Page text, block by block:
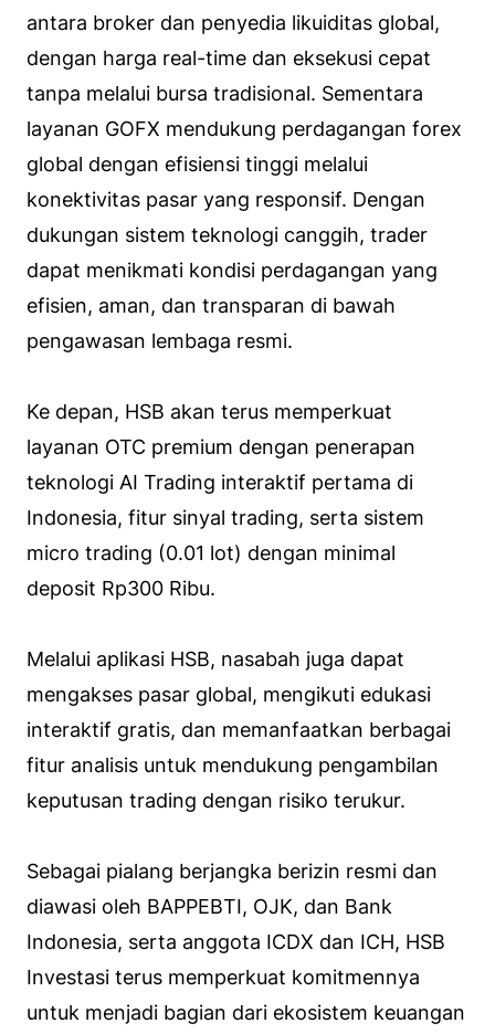
antara broker dan penyedia likuiditas global,
dengan harga real-time dan eksekusi cepat
tanpa melalui bursa tradisional. Sementara
layanan GOFX mendukung perdagangan forex
global dengan efisiensi tinggi melalui
konektivitas pasar yang responsif. Dengan
dukungan sistem teknologi canggih, trader
dapat menikmati kondisi perdagangan yang
efisien, aman, dan transparan di bawah
pengawasan lembaga resmi.
Ke depan, HSB akan terus memperkuat
layanan OTC premium dengan penerapan
teknologi AI Trading interaktif pertama di
Indonesia, fitur sinyal trading, serta sistem
micro trading (0.01 lot) dengan minimal
deposit Rp300 Ribu.
Melalui aplikasi HSB, nasabah juga dapat
mengakses pasar global, mengikuti edukasi
interaktif gratis, dan memanfaatkan berbagai
fitur analisis untuk mendukung pengambilan
keputusan trading dengan risiko terukur.
Sebagai pialang berjangka berizin resmi dan
diawasi oleh BAPPEBTI, OJK, dan Bank
Indonesia, serta anggota ICDX dan ICH, HSB
Investasi terus memperkuat komitmennya
untuk menjadi bagian dari ekosistem keuangan